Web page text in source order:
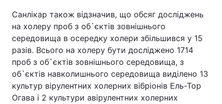
Санлікар також відзначив, що обсяг досліджень
на холеру проб з об`єктів зовнішнього
середовища в осередку холери збільшився у 15
разів. Всього на холеру бути досліджено 1714
проб з об`єктів зовнішнього середовища, з
об`єктів навколишнього середовища виділено 13
культур вірулентних холерних вібріонів Ель-Тор
Огава і 2 культури авірулентних холерних